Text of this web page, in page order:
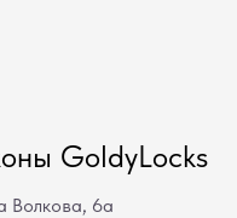
GoldyLocks
Волкова, 6а